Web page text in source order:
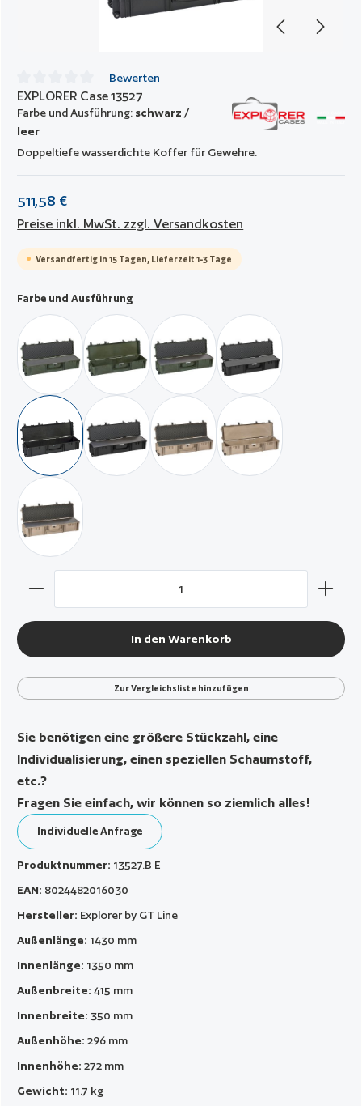
Durchschnittliche Bewertung von 0 von 5 Sternen
Bewerten
EXPLORER Case 13527
Farbe und Ausführung: schwarz /
leer
Doppeltiefe wasserdichte Koffer für Gewehre.
511,58 €
Preise inkl. MwSt. zzgl. Versandkosten
Versandfertig in 15 Tagen, Lieferzeit 1-3 Tage
Farbe und Ausführungauswählen
militär grün / mit Würfelschaum
militär grün / leermilitär grün / mit hochdichtem
schwarz / mit
schwarz / leerschwarz / mit hochdichtem Vollschaum
wüstensand / mit Würfelschaum
wüstensand / leer
wüstensand / mit hochdichtem Vollschaum
Produkt Anzahl: Gib den gewünschten Wert ein oder
In den Warenkorb
Zur Vergleichsliste hinzufügen
Sie benötigen eine größere Stückzahl, eine
Individualisierung, einen speziellen Schaumstoff,
etc.?
Fragen Sie einfach, wir können so ziemlich alles!
Individuelle Anfrage
Produktnummer: 13527.B E
EAN: 8024482016030
Hersteller: Explorer by GT Line
Außenlänge: 1430 mm
Innenlänge: 1350 mm
Außenbreite:415 mm
Innenbreite: 350 mm
Außenhöhe:296 mm
Innenhöhe:272 mm
Gewicht: 11.7 kg